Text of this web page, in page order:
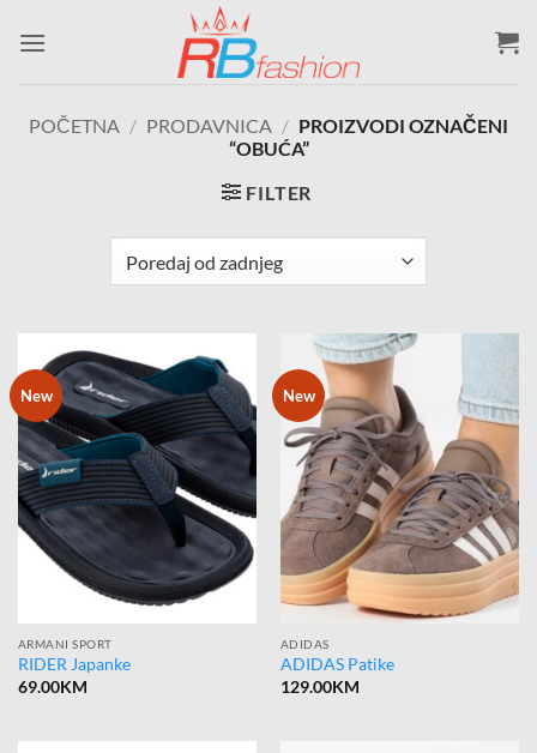
POČETNA / PRODAVNICA / PROIZVODI OZNAČENI
“OBUĆA”
FILTER
New
ARMANI SPORT
RIDER Japanke
69.00KM
New
ADIDAS
ADIDAS Patike
129.00KM